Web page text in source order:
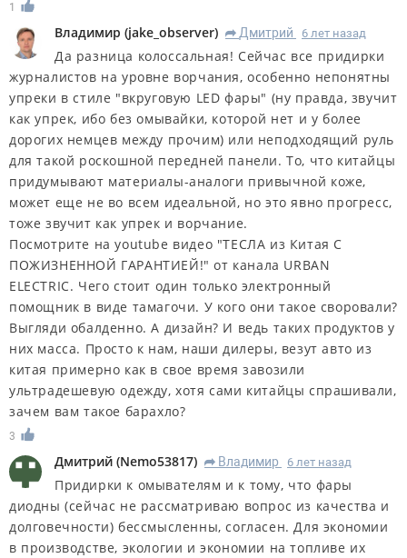
1
Владимир (jake_observer) R Дмитрий 6 лет назад
Да разница колоссальная! Сейчас все придирки
журналистов на уровне ворчания, особенно непонятны
упреки в стиле "вкруговую LED фары" (ну правда, звучит
как упрек, ибо без омывайки, которой нет и у более
дорогих немцев между прочим) или неподходящий руль
для такой роскошной передней панели. То, что китайцы
придумывают материалы-аналоги привычной коже,
может еще не во всем идеальной, но это явно прогресс,
тоже звучит как упрек и ворчание.
Посмотрите на youtube видео "ТЕСЛА из Китая С
ПОЖИЗНЕННОЙ ГАРАНТИЕЙ!" от канала URBAN
ELECTRIC. Чего стоит один только электронный
помощник в виде тамагочи. У кого они такое своровали?
Выгляди обалденно. А дизайн? И ведь таких продуктов у
них масса. Просто к нам, наши дилеры, везут авто из
китая примерно как в свое время завозили
ультрадешевую одежду, хотя сами китайцы спрашивали,
зачем вам такое барахло?
3
Дмитрий (Nemo53817) R Владимир 6 лет назад
Придирки к омывателям и к тому, что фары
диодны (сейчас не рассматриваю вопрос из качества и
долговечности) бессмысленны, согласен. Для экономии
в производстве, экологии и экономии на топливе их